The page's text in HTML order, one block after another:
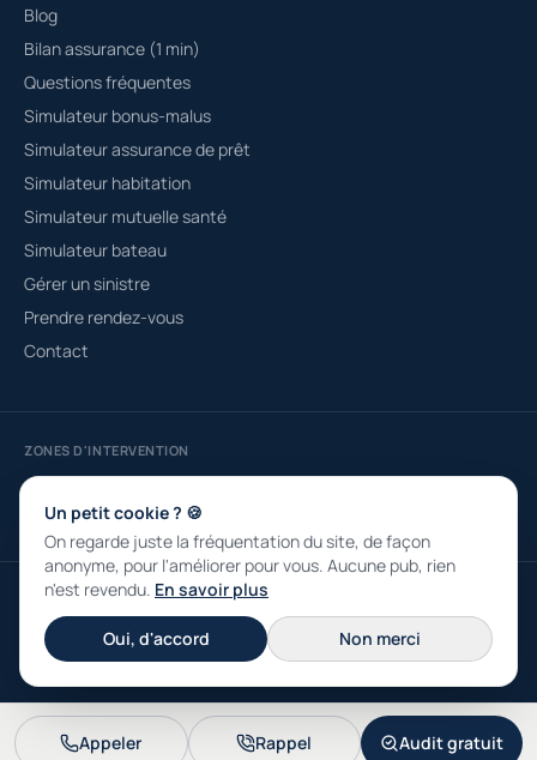
Blog
Bilan assurance (1 min)
Questions fréquentes
Simulateur bonus-malus
Simulateur assurance de prêt
Simulateur habitation
Simulateur mutuelle santé
Simulateur bateau
Gérer un sinistre
Prendre rendez-vous
Contact
ZONES D'INTERVENTION
Courtier à Fréjus
DraguignanSainte-Maxime
© 2026 ASSUDIRE SARL · RCS 790 331 839 · Capital 4 000 € · ORIAS n°
13001333 · 30 Place Dou Maïet, 83600 Fréjus
Mentions légales Confidentialité
Appeler Rappel Audit gratuit
Un petit cookie ? 🍪
On regarde juste la fréquentation du site, de façon
anonyme, pour l'améliorer pour vous. Aucune pub, rien
n'est revendu. En savoir plus
Oui, d'accord Non merci